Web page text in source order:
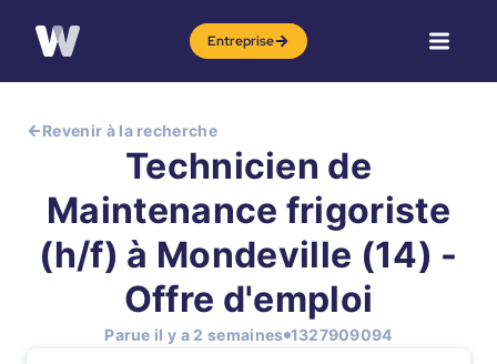
Entreprise
Revenir à la recherche
Technicien de
Maintenance frigoriste
(h/f) à Mondeville (14) -
Offre d'emploi
Parue il y a 2 semaines 1327909094